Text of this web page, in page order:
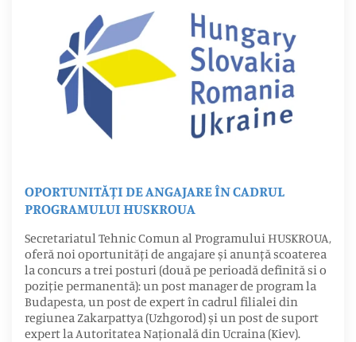
OPORTUNITĂȚI DE ANGAJARE ÎN CADRUL
PROGRAMULUI HUSKROUA
Secretariatul Tehnic Comun al Programului HUSKROUA,
oferă noi oportunități de angajare și anunță scoaterea
la concurs a trei posturi (două pe perioadă definită si o
poziție permanentă): un post manager de program la
Budapesta, un post de expert în cadrul filialei din
regiunea Zakarpattya (Uzhgorod) și un post de suport
expert la Autoritatea Națională din Ucraina (Kiev).